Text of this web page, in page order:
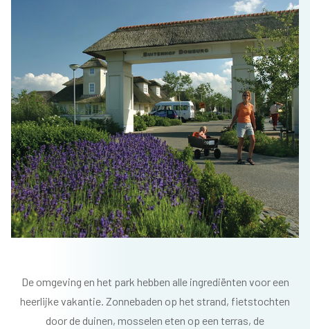
De omgeving en het park hebben alle ingrediënten voor een
heerlijke vakantie. Zonnebaden op het strand, fietstochten
door de duinen, mosselen eten op een terras, de